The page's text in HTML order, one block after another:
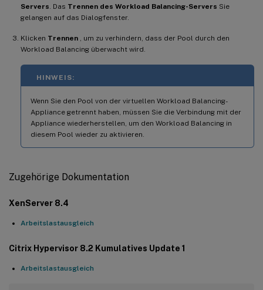
Servers . Das Trennen des Workload Balancing-Servers Sie
gelangen auf das Dialogfenster.
Klicken Trennen , um zu verhindern, dass der Pool durch den
Workload Balancing überwacht wird.
HINWEIS:
Wenn Sie den Pool von der virtuellen Workload Balancing-
Appliance getrennt haben, müssen Sie die Verbindung mit der
Appliance wiederherstellen, um den Workload Balancing in
diesem Pool wieder zu aktivieren.
Zugehörige Dokumentation
XenServer 8.4
Arbeitslastausgleich
Citrix Hypervisor 8.2 Kumulatives Update 1
Arbeitslastausgleich